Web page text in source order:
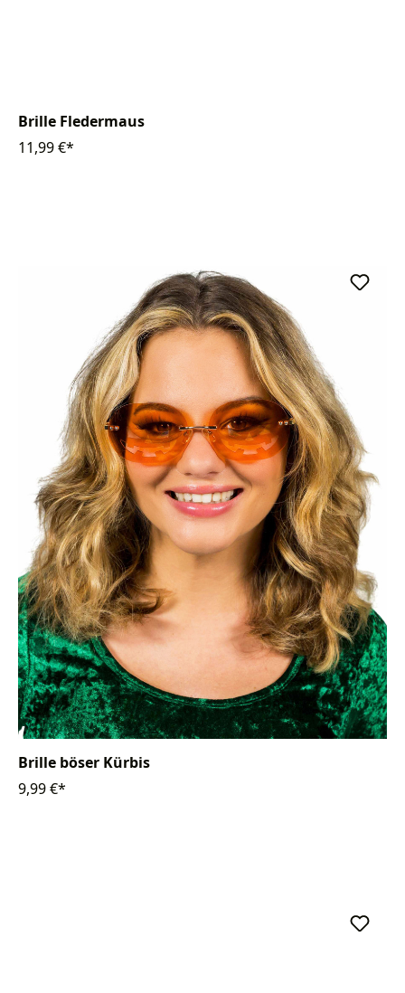
Brille Fledermaus
11,99 €*
Brille böser Kürbis
9,99 €*